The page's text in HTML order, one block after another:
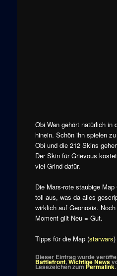
Obi Wan gehört natürlich in
hinein. Schön ihn spielen
Obi und die 212 Skins
Der Skin für Grievous
viel Grind dafür.
Die Mars-rote staubige
toll aus, was da alles
wirklich auf Geonosis.
Moment gilt Neu = Gut.
Tipps für die Map (starwars)
Dieser Eintrag wurde
Battlefront,Wichtige News
Lesezeichen zumPermalink.